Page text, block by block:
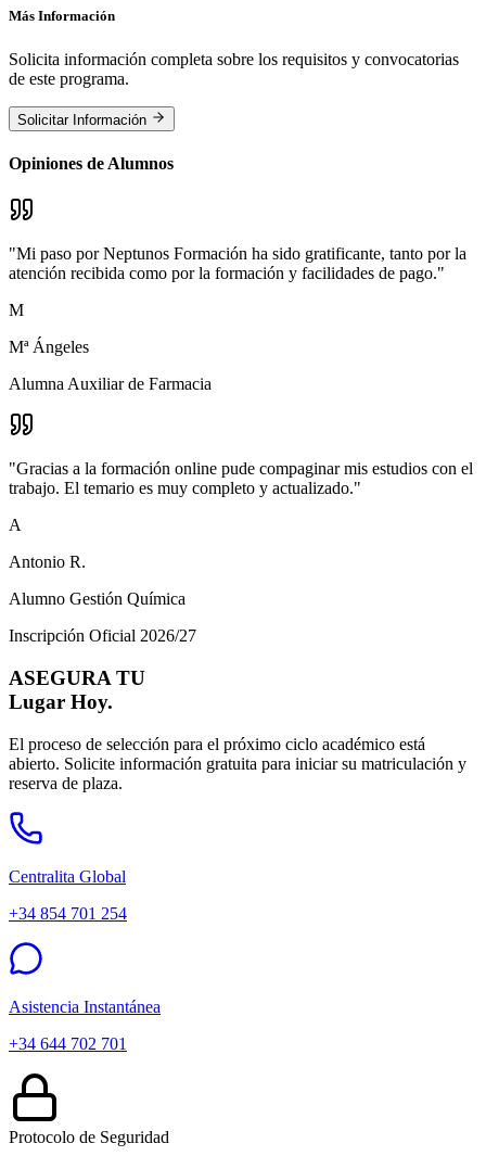
Más Información
Solicita información completa sobre los requisitos y convocatorias
de este programa.
Solicitar Información
Opiniones de Alumnos
"Mi paso por Neptunos Formación ha sido gratificante, tanto por la
atención recibida como por la formación y facilidades de pago."
M
Mª Ángeles
Alumna Auxiliar de Farmacia
"Gracias a la formación online pude compaginar mis estudios con el
trabajo. El temario es muy completo y actualizado."
A
Antonio R.
Alumno Gestión Química
Inscripción Oficial 2026/27
ASEGURA TU
Lugar Hoy.
El proceso de selección para el próximo ciclo académico está
abierto. Solicite información gratuita para iniciar su matriculación y
reserva de plaza.
Centralita Global
+34 854 701 254
Asistencia Instantánea
+34 644 702 701
Protocolo de Seguridad